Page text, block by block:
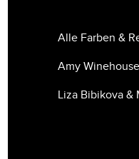
Alle Farben &
Amy
Liza Bibikova &